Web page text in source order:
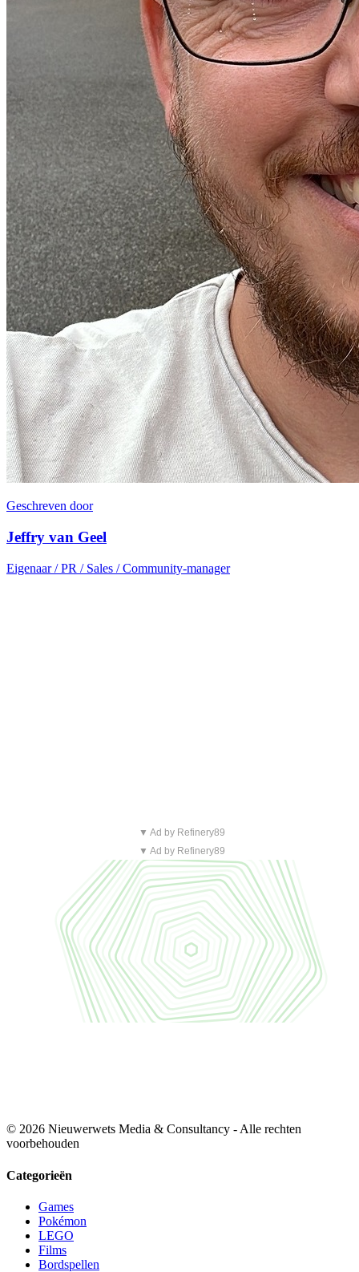
Geschreven door
Jeffry van Geel
Eigenaar / PR / Sales / Community-manager
▼ Ad by Refinery89
▼ Ad by Refinery89
© 2026 Nieuwerwets Media & Consultancy - Alle rechten
voorbehouden
Categorieën
Games
Pokémon
LEGO
Films
Bordspellen